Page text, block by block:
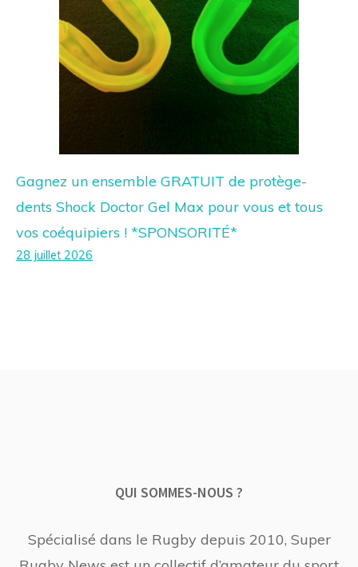
Gagnez un ensemble GRATUIT de protège-
dents Shock Doctor Gel Max pour vous et tous
vos coéquipiers ! *SPONSORITÉ*
28 juillet 2026
QUI SOMMES-NOUS ?
Spécialisé dans le Rugby depuis 2010, Super